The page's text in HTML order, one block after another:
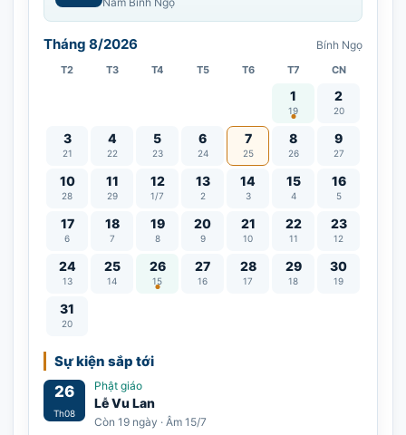
Tháng 8/2026 Bính Ngọ
T2 T3 T4 T5 T6 T7 CN
1
19
Vía Quán Thế Âm
2
20
3
21
4
22
5
23
6
24
7
25
8
26
9
27
10
28
11
29
12
1/7
13
2
14
3
15
4
16
5
17
6
18
7
19
8
20
9
21
10
22
11
23
12
24
13
25
14
26
15
Lễ Vu Lan 27
16
28
17
29
18
30
19
31
20
Sự kiện sắp tới
26
Th08
Phật giáo
Lễ Vu Lan
Còn 19 ngày · Âm 15/7